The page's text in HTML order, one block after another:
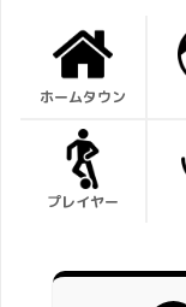
ホームタウン
プレイヤー